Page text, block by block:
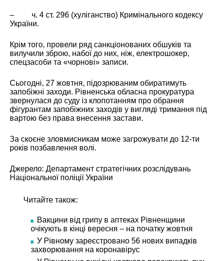
– ч. 4 ст. 296 (хуліганство) Кримінального кодексу
України.
Крім того, провели ряд санкціонованих обшуків та
вилучили зброю, набої до них, ніж, електрошокер,
спецзасоби та «чорнові» записи.
Сьогодні, 27 жовтня, підозрюваним обиратимуть
запобіжні заходи. Рівненська обласна прокуратура
звернулася до суду із клопотанням про обрання
фігурантам запобіжних заходів у вигляді тримання під
вартою без права внесення застави.
За скоєне зловмисникам може загрожувати до 12-ти
років позбавлення волі.
Джерело: Департамент стратегічних розслідувань
Національної поліції України
Читайте також:
Вакцини від грипу в аптеках Рівненщини
очікують в кінці вересня – на початку жовтня
У Рівному зареєстровано 56 нових випадків
захворювання на коронавірус